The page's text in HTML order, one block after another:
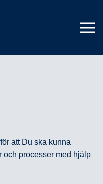
att Du ska kunna
och processer med hjälp